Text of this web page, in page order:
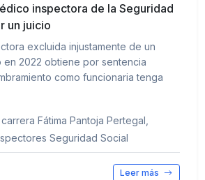
inspectora de la Seguridad
un juicio
excluida injustamente de un
2022 obtiene por sentencia
como funcionaria tenga
Fátima Pantoja Pertegal,
Seguridad Social
Leer más